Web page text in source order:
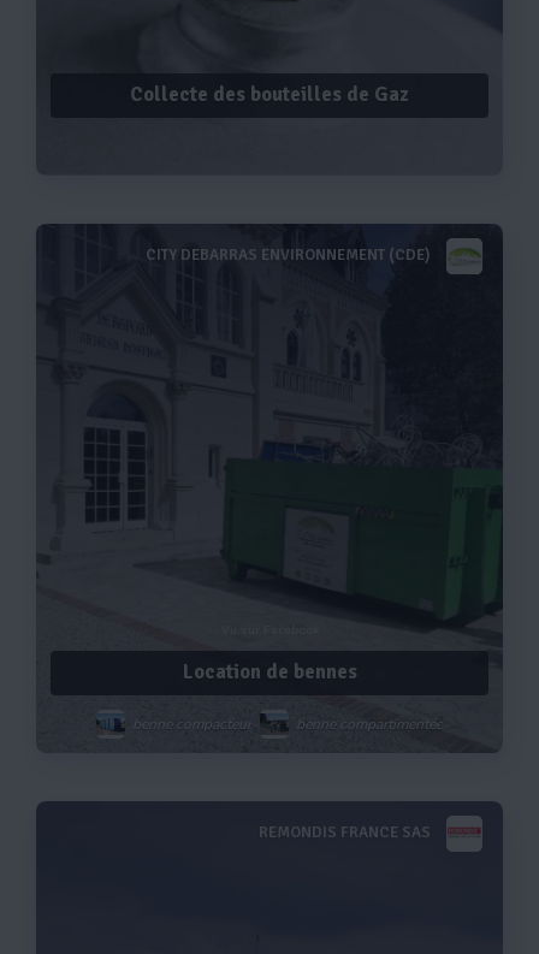
Collecte des bouteilles de Gaz
Voir plus
CITY DEBARRAS ENVIRONNEMENT (CDE)
Location de bennes
benne compacteur benne compartimentée
Voir plus
REMONDIS FRANCE SAS